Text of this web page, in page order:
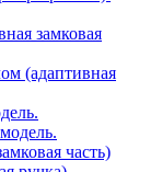
замковая
(адаптивная
часть)